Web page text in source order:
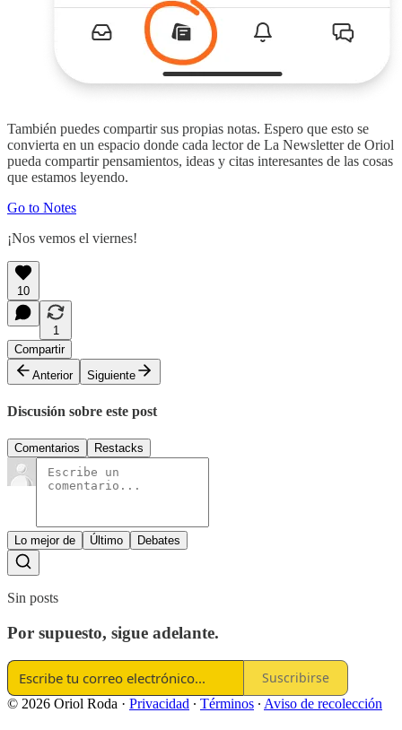
También puedes compartir sus propias notas. Espero que esto se
convierta en un espacio donde cada lector de La Newsletter de Oriol
pueda compartir pensamientos, ideas y citas interesantes de las cosas
que estamos leyendo.
Go to Notes
¡Nos vemos el viernes!
10
1
Compartir
Anterior
Siguiente
Discusión sobre este post
Comentarios Restacks
Lo mejor de Último Debates
Sin posts
Por supuesto, sigue adelante.
Suscribirse
© 2026 Oriol Roda · Privacidad ∙ Términos ∙ Aviso de recolección